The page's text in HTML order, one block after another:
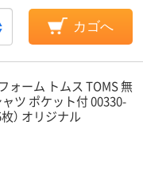
カゴへ
ォーム トムス TOMS 無
ツ ポケット付 00330-
） オリジナル